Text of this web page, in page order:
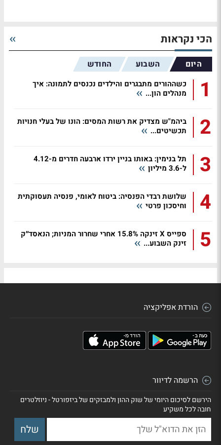
הכי נקראות
היום השבוע החודש
1
כשההורים מתבגרים והילדים נכנסים לתמונה: איך
מנהלים הון...
2
ביהמ"ש מצדיק את רשות המסים: הונו של בעלי חנויות
תכשיטים...
3
תל בנימין: באותו בניין ירדו ארבעה חדרים מ-4.12
ל-3.6 מיליון
4
שלושת רבדי הפנסיה: ביטוח לאומי, פנסיה תעסוקתית
וחיסכון פרטי
5
ספייס X זינקה 15.8% אחרי שחרור המניות; הנאסד״ק
זינק השבוע...
הורדת אפליקציה
הרשמה לדיוור
הירשם לסיכום היומי של שוק ההון ולמבזקים של ביזפורטל - ניוזלטרים
חובה לכל משקיע